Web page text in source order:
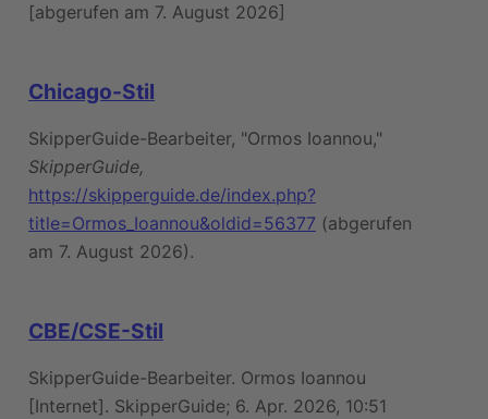
[abgerufen am 7. August 2026]
Chicago-Stil
SkipperGuide-Bearbeiter, "Ormos Ioannou,"
SkipperGuide,
https://skipperguide.de/index.php?
title=Ormos_Ioannou&oldid=56377 (abgerufen
am 7. August 2026).
CBE/CSE-Stil
SkipperGuide-Bearbeiter. Ormos Ioannou
[Internet]. SkipperGuide; 6. Apr. 2026, 10:51